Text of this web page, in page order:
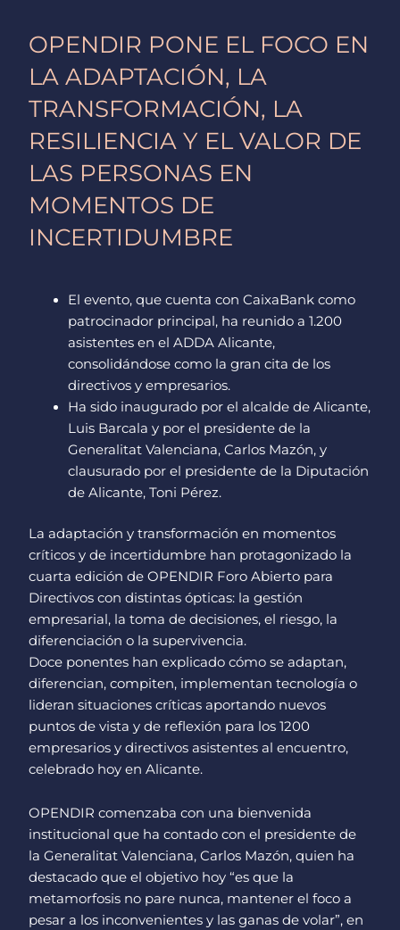
m
r
OPENDIR PONE EL FOCO EN
LA ADAPTACIÓN, LA
TRANSFORMACIÓN, LA
RESILIENCIA Y EL VALOR DE
LAS PERSONAS EN
MOMENTOS DE
INCERTIDUMBRE
El evento, que cuenta con CaixaBank como
patrocinador principal, ha reunido a 1.200
asistentes en el ADDA Alicante,
consolidándose como la gran cita de los
directivos y empresarios.
Ha sido inaugurado por el alcalde de Alicante,
Luis Barcala y por el presidente de la
Generalitat Valenciana, Carlos Mazón, y
clausurado por el presidente de la Diputación
de Alicante, Toni Pérez.
La adaptación y transformación en momentos
críticos y de incertidumbre han protagonizado la
cuarta edición de OPENDIR Foro Abierto para
Directivos con distintas ópticas: la gestión
empresarial, la toma de decisiones, el riesgo, la
diferenciación o la supervivencia.
Doce ponentes han explicado cómo se adaptan,
diferencian, compiten, implementan tecnología o
lideran situaciones críticas aportando nuevos
puntos de vista y de reflexión para los 1200
empresarios y directivos asistentes al encuentro,
celebrado hoy en Alicante.
OPENDIR comenzaba con una bienvenida
institucional que ha contado con el presidente de
la Generalitat Valenciana, Carlos Mazón, quien ha
destacado que el objetivo hoy “es que la
metamorfosis no pare nunca, mantener el foco a
pesar a los inconvenientes y las ganas de volar”, en